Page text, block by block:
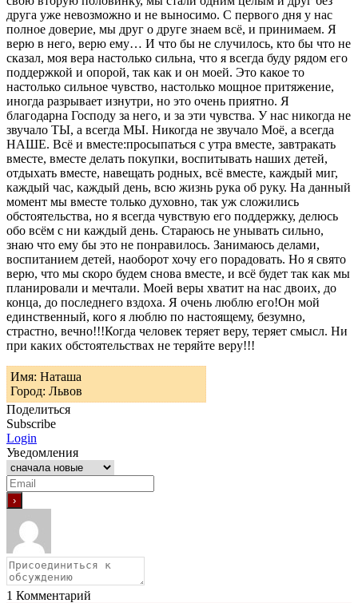
друга уже невозможно и не выносимо. С первого дня у нас
полное доверие, мы друг о друге знаем всё, и принимаем. Я
верю в него, верю ему… И что бы не случилось, кто бы что не
сказал, моя вера настолько сильна, что я всегда буду рядом его
поддержкой и опорой, так как и он моей. Это какое то
настолько сильное чувство, настолько мощное притяжение,
иногда разрывает изнутри, но это очень приятно. Я
благодарна Господу за него, и за эти чувства. У нас никогда не
звучало ТЫ, а всегда МЫ. Никогда не звучало Моё, а всегда
НАШЕ. Всё и вместе:просыпаться с утра вместе, завтракать
вместе, вместе делать покупки, воспитывать наших детей,
отдыхать вместе, навещать родных, всё вместе, каждый миг,
каждый час, каждый день, всю жизнь рука об руку. На данный
момент мы вместе только духовно, так уж сложились
обстоятельства, но я всегда чувствую его поддержку, делюсь
обо всём с ни каждый день. Стараюсь не унывать сильно,
знаю что ему бы это не понравилось. Занимаюсь делами,
воспитанием детей, наоборот хочу его порадовать. Но я свято
верю, что мы скоро будем снова вместе, и всё будет так как мы
планировали и мечтали. Моей веры хватит на нас двоих, до
конца, до последнего вздоха. Я очень люблю его!Он мой
единственный, кого я люблю по настоящему, безумно,
страстно, вечно!!!Когда человек теряет веру, теряет смысл. Ни
при каких обстоятельствах не теряйте веру!!!
Имя: Наташа
Город: Львов
Поделиться
Subscribe
Login
Уведомления
1 Комментарий